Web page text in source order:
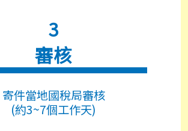
3
審核
寄件當地國稅局審核
(約3~7個工作天)